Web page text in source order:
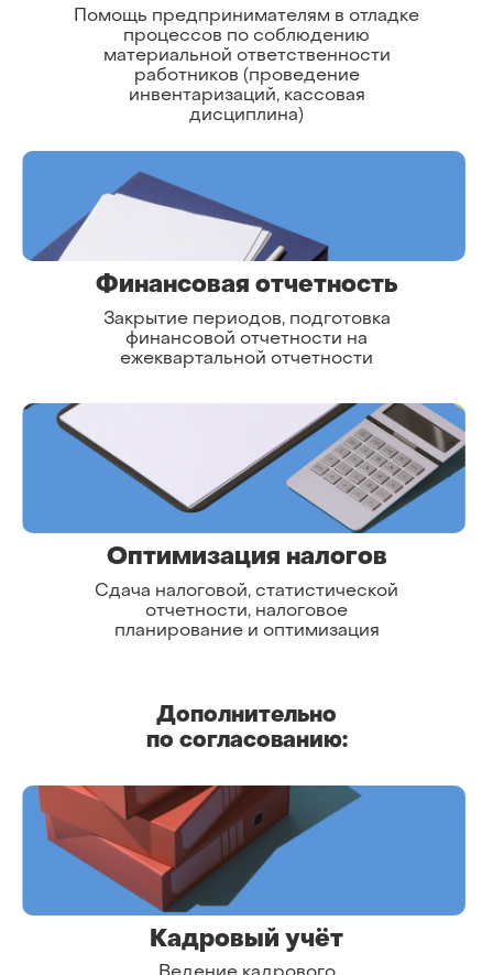
Дополнительно
по согласованию:
Сдача налоговой, статистической
отчетности, налоговое
планирование и оптимизация
Финансовая отчетность
Оптимизация налогов
Кадровый учёт
Закрытие периодов, подготовка
финансовой отчетности на
ежеквартальной отчетности
Помощь предпринимателям в отладке
процессов по соблюдению
материальной ответственности
работников (проведение
инвентаризаций, кассовая
дисциплина)